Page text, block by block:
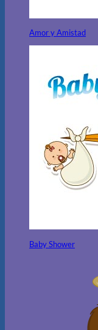
Amor y Amistad
Baby Shower